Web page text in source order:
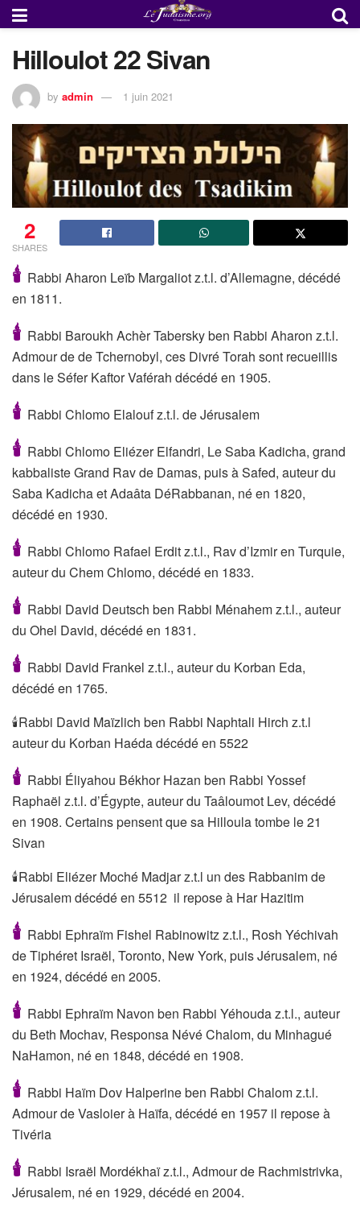
Hilloulot 22 Sivan
by admin 1 juin 2021
2
SHARES
🕯 Rabbi Aharon Leïb Margaliot z.t.l. d’Allemagne, décédé
en 1811.
🕯 Rabbi Baroukh Achèr Tabersky ben Rabbi Aharon z.t.l.
Admour de de Tchernobyl, ces Divré Torah sont recueillis
dans le Séfer Kaftor Vaférah décédé en 1905.
🕯 Rabbi Chlomo Elalouf z.t.l. de Jérusalem
🕯 Rabbi Chlomo Eliézer Elfandri, Le Saba Kadicha, grand
kabbaliste Grand Rav de Damas, puis à Safed, auteur du
Saba Kadicha et Adaâta DéRabbanan, né en 1820,
décédé en 1930.
🕯 Rabbi Chlomo Rafael Erdit z.t.l., Rav d’Izmir en Turquie,
auteur du Chem Chlomo, décédé en 1833.
🕯 Rabbi David Deutsch ben Rabbi Ménahem z.t.l., auteur
du Ohel David, décédé en 1831.
🕯 Rabbi David Frankel z.t.l., auteur du Korban Eda,
décédé en 1765.
🕯Rabbi David Maïzlich ben Rabbi Naphtali Hirch z.t.l
auteur du Korban Haéda décédé en 5522
🕯 Rabbi Éliyahou Békhor Hazan ben Rabbi Yossef
Raphaël z.t.l. d’Égypte, auteur du Taâloumot Lev, décédé
en 1908. Certains pensent que sa Hilloula tombe le 21
Sivan
🕯Rabbi Eliézer Moché Madjar z.t.l un des Rabbanim de
Jérusalem décédé en 5512 il repose à Har Hazitim
🕯 Rabbi Ephraïm Fishel Rabinowitz z.t.l., Rosh Yéchivah
de Tiphéret Israël, Toronto, New York, puis Jérusalem, né
en 1924, décédé en 2005.
🕯 Rabbi Ephraïm Navon ben Rabbi Yéhouda z.t.l., auteur
du Beth Mochav, Responsa Névé Chalom, du Minhagué
NaHamon, né en 1848, décédé en 1908.
🕯 Rabbi Haïm Dov Halperine ben Rabbi Chalom z.t.l.
Admour de Vasloier à Haïfa, décédé en 1957 il repose à
Tivéria
🕯 Rabbi Israël Mordékhaï z.t.l., Admour de Rachmistrivka,
Jérusalem, né en 1929, décédé en 2004.